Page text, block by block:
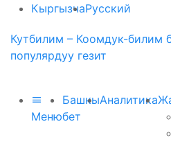
КыргызчаРусский
Кутбилим – Коомдук-билим
популярдуу гезит
Меню
Башкы
бет
Аналитика